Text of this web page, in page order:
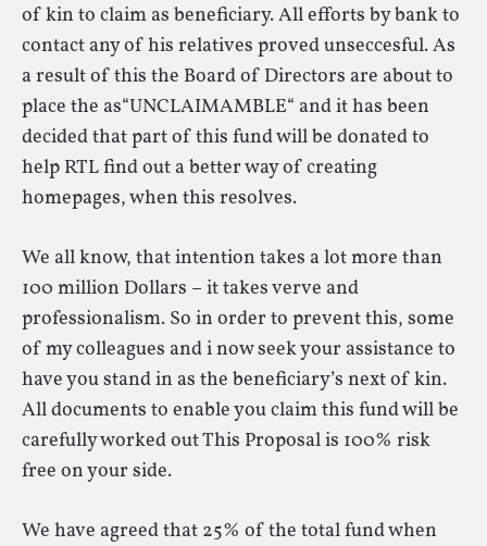
of kin to claim as beneficiary. All efforts by bank to
contact any of his relatives proved unseccesful. As
a result of this the Board of Directors are about to
place the as“UNCLAIMAMBLE“ and it has been
decided that part of this fund will be donated to
help RTL find out a better way of creating
homepages, when this resolves.
We all know, that intention takes a lot more than
100 million Dollars – it takes verve and
professionalism. So in order to prevent this, some
of my colleagues and i now seek your assistance to
have you stand in as the beneficiary’s next of kin.
All documents to enable you claim this fund will be
carefully worked out This Proposal is 100% risk
free on your side.
We have agreed that 25% of the total fund when